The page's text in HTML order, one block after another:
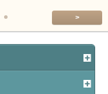
>